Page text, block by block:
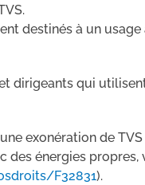
destinés à un
dirigeants qui
exonération de
des énergies propres,
F32831).